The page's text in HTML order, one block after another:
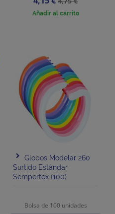
base
Añadir al carrito
Globos Modelar 260
Surtido Estándar
Sempertex (100)
Bolsa de 100 unidades